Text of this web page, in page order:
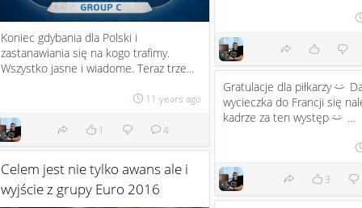
Koniec gdybania dla Polski i
zastanawiania się na kogo trafimy.
Wszystko jasne i wiadome. Teraz trze...
11 years ago
1 4
Gratulacje dla piłkarzy :)
wycieczka do Francji się
kadrze za ten występ :) ...
3
Celem jest nie tylko awans ale i
wyjście z grupy Euro 2016